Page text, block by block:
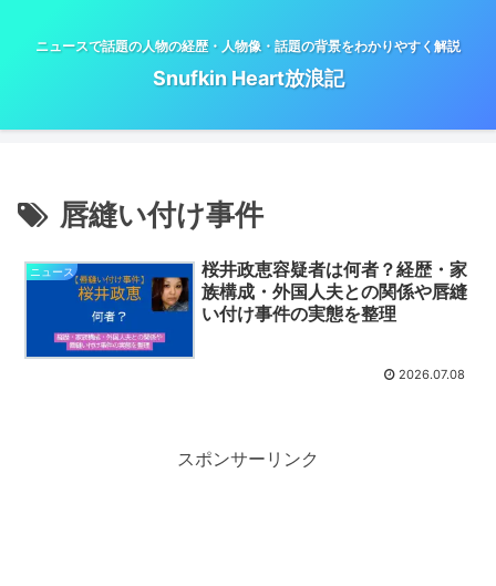
ニュースで話題の人物の経歴・人物像・話題の背景をわかりやすく解説
Snufkin Heart放浪記
唇縫い付け事件
ニュース
桜井政恵容疑者は何者？経歴・家
族構成・外国人夫との関係や唇縫
い付け事件の実態を整理
2026.07.08
スポンサーリンク